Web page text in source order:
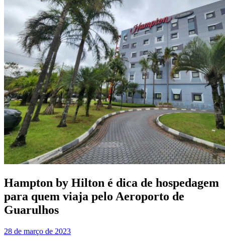
Hampton by Hilton é dica de hospedagem
para quem viaja pelo Aeroporto de
Guarulhos
28 de março de 2023